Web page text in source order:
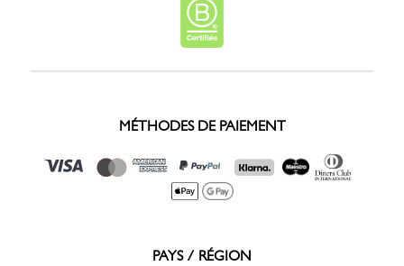
MÉTHODES DE PAIEMENT
PAYS / RÉGION